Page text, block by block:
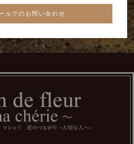
ルでのお問い合わせ